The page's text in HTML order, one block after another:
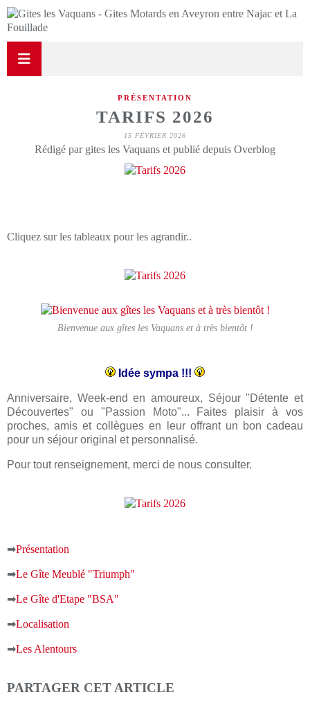
PRÉSENTATION
TARIFS 2026
15 FÉVRIER 2026
Rédigé par gites les Vaquans et publié depuis Overblog
Cliquez sur les tableaux pour les agrandir..
Bienvenue aux gîtes les Vaquans et à très bientôt !
Idée sympa !!!
Anniversaire, Week-end en amoureux, Séjour "Détente et
Découvertes" ou "Passion Moto"... Faites plaisir à vos
proches, amis et collègues en leur offrant un bon cadeau
pour un séjour original et personnalisé.
Pour tout renseignement, merci de nous consulter.
➡Présentation
➡Le Gîte Meublé "Triumph"
➡Le Gîte d'Etape "BSA"
➡Localisation
➡Les Alentours
PARTAGER CET ARTICLE